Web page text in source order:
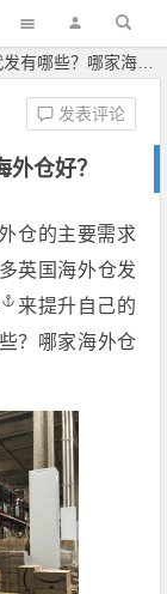
些？哪家海外仓好？
仓好？
发表评论
仓的主要需求
英国海外仓发
来提升自己的
？哪家海外仓